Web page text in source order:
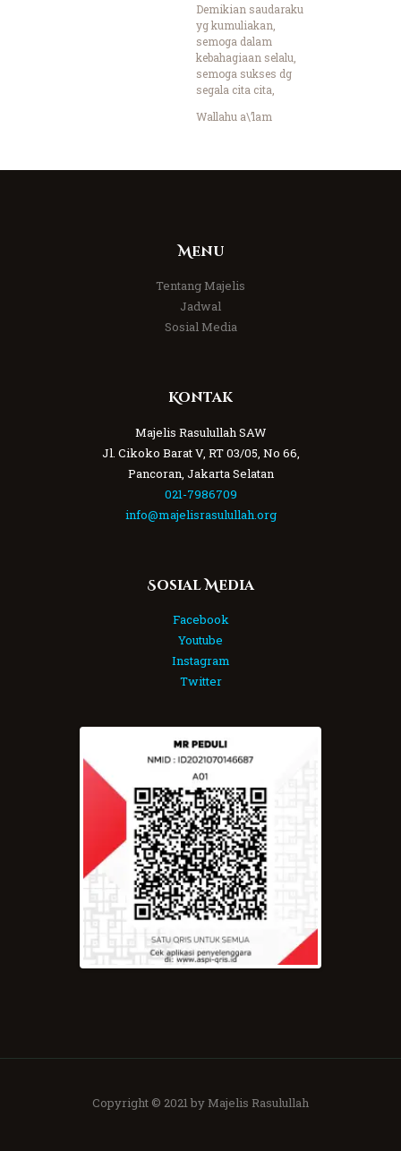
Demikian saudaraku
yg kumuliakan,
semoga dalam
kebahagiaan selalu,
semoga sukses dg
segala cita cita,
Wallahu a\’lam
Menu
Tentang Majelis
Jadwal
Sosial Media
Kontak
Majelis Rasulullah SAW
Jl. Cikoko Barat V, RT 03/05, No 66,
Pancoran, Jakarta Selatan
021-7986709
info@majelisrasulullah.org
Sosial Media
Facebook
Youtube
Instagram
Twitter
Copyright © 2021 by Majelis Rasulullah